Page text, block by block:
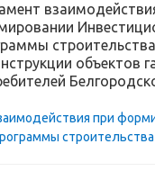
объектов
при
строительства